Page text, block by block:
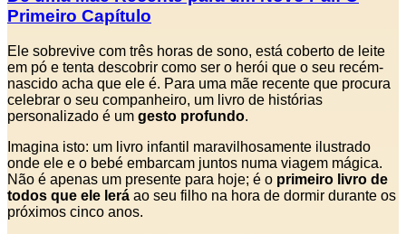
Primeiro Capítulo
Ele sobrevive com três horas de sono, está coberto de leite
em pó e tenta descobrir como ser o herói que o seu recém-
nascido acha que ele é. Para uma mãe recente que procura
celebrar o seu companheiro, um livro de histórias
personalizado é um gesto profundo.
Imagina isto: um livro infantil maravilhosamente ilustrado
onde ele e o bebé embarcam juntos numa viagem mágica.
Não é apenas um presente para hoje; é o primeiro livro de
todos que ele lerá ao seu filho na hora de dormir durante os
próximos cinco anos.